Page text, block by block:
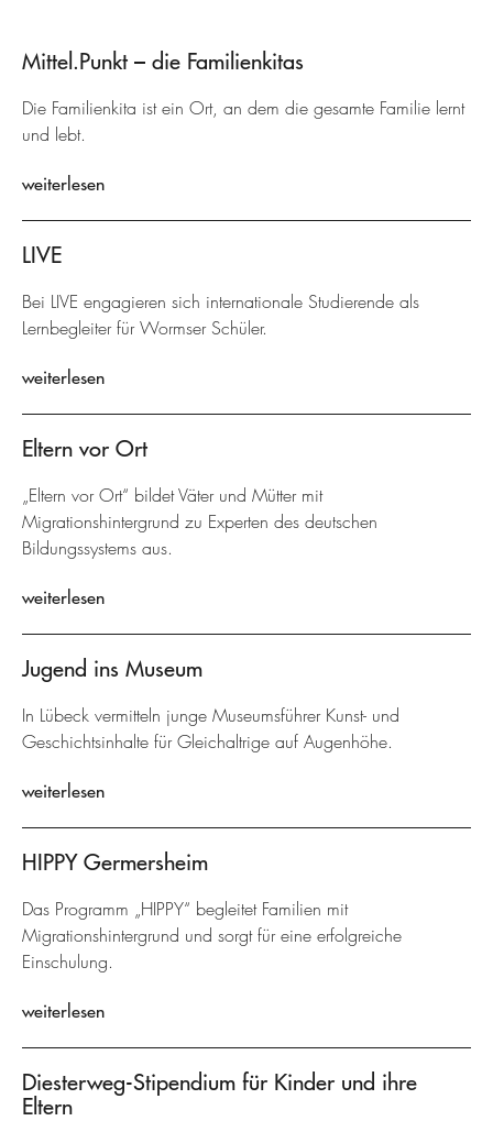
Mittel.Punkt – die Familienkitas
Die Familienkita ist ein Ort, an dem die gesamte Familie lernt
und lebt.
weiterlesen
LIVE
Bei LIVE engagieren sich internationale Studierende als
Lernbegleiter für Wormser Schüler.
weiterlesen
Eltern vor Ort
„Eltern vor Ort“ bildet Väter und Mütter mit
Migrationshintergrund zu Experten des deutschen
Bildungssystems aus.
weiterlesen
Jugend ins Museum
In Lübeck vermitteln junge Museumsführer Kunst- und
Geschichtsinhalte für Gleichaltrige auf Augenhöhe.
weiterlesen
HIPPY Germersheim
Das Programm „HIPPY“ begleitet Familien mit
Migrationshintergrund und sorgt für eine erfolgreiche
Einschulung.
weiterlesen
Diesterweg-Stipendium für Kinder und ihre
Eltern